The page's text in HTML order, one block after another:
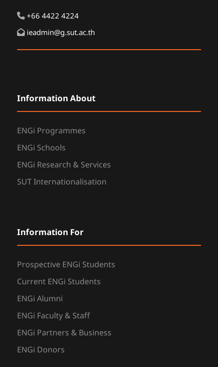
+66 4422 4224
ieadmin@g.sut.ac.th
Information About
ENGi Programmes
ENGi Schools
ENGi Research & Services
SUT Internationalisation
Information For
Prospective ENGi Students
Current ENGi Students
ENGi Alumni
ENGi Faculty & Staff
ENGi Partners & Business
ENGi Donors